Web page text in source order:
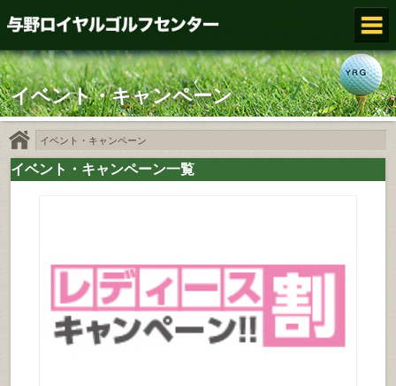
イベント・キャンペーン
イベント・キャンペーン
イベント・キャンペーン一覧